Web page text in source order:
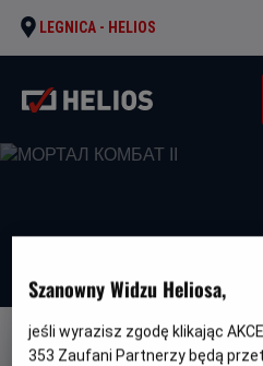
LEGNICA - HELIOS
DUBBING
Szanowny Widzu Heliosa,
jeśli wyrazisz zgodę klikając
353 Zaufani Partnerzy będą